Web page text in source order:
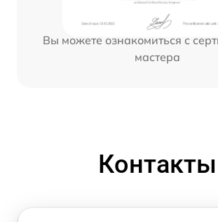
Вы можете ознакомиться с
мастера
Контакты